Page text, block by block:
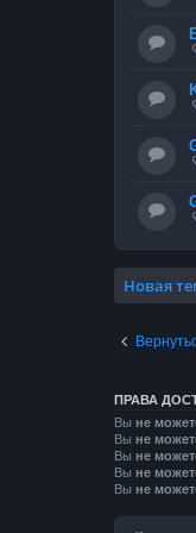
Новая
ПРАВА
Вы не
Вы не
Вы не
Вы не
Вы не